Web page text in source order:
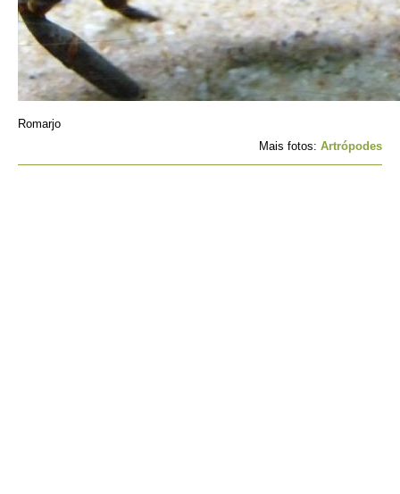
Romarjo
Mais fotos: Artrópodes